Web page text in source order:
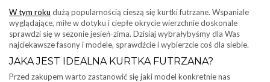
W tym roku dużą popularnością cieszą się kurtki futrzane. Wspaniale
wyglądające, miłe w dotyku i ciepłe okrycie wierzchnie doskonale
sprawdzi się w sezonie jesień-zima. Dzisiaj wybrałybyśmy dla Was
najciekawsze fasony i modele, sprawdźcie i wybierzcie coś dla siebie.
JAKA JEST IDEALNA KURTKA FUTRZANA?
Przed zakupem warto zastanowić się jaki model konkretnie nas